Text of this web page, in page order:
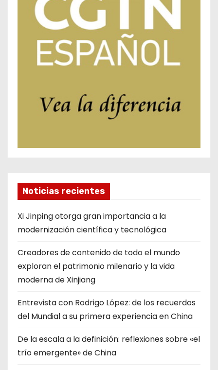
Noticias recientes
Xi Jinping otorga gran importancia a la
modernización científica y tecnológica
Creadores de contenido de todo el mundo
exploran el patrimonio milenario y la vida
moderna de Xinjiang
Entrevista con Rodrigo López: de los recuerdos
del Mundial a su primera experiencia en China
De la escala a la definición: reflexiones sobre «el
trío emergente» de China